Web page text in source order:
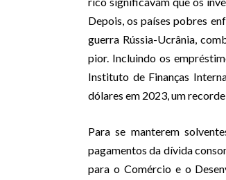
Depois, os países pobres
guerra Rússia-Ucrânia,
pior. Incluindo os
Instituto de Finanças
dólares em 2023, um
Para se manterem
pagamentos da dívida
para o Comércio e o